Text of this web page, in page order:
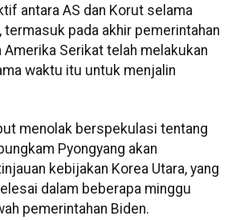
antara AS dan Korut selama
termasuk pada akhir pemerintahan
Serikat telah melakukan
waktu itu untuk menjalin
menolak berspekulasi tentang
Pyongyang akan
kebijakan Korea Utara, yang
dalam beberapa minggu
pemerintahan Biden.